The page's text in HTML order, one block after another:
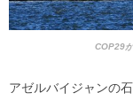
COP29
アゼルバイジャンの